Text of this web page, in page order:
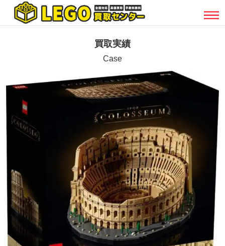
買取実績
Case